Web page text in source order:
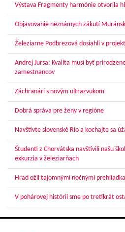
Výstava Fragmenty harmónie otvorila
Objavovanie neznámych zákutí
Železiarne Podbrezová dosiahli v
Andrej Jursa: Kvalita musí byť
zamestnancov
Záchranári s novým ultrazvukom
Dobrá správa pre ženy v regióne
Navštívte slovenské Rio a kochajte sa
Študenti z Chorvátska navštívili našu
exkurzia v železiarňach
Hrad ožil tajomnými nočnými
V pohárovej histórii sme po tretíkrát